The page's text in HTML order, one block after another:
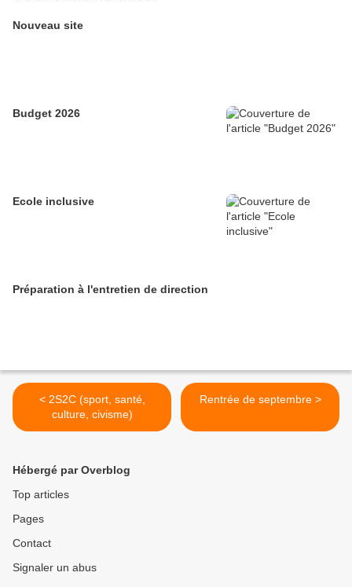
Nouveau site
Budget 2026
Ecole inclusive
Préparation à l'entretien de direction
< 2S2C (sport, santé,
culture, civisme)
Rentrée de septembre >
Hébergé par Overblog
Top articles
Pages
Contact
Signaler un abus